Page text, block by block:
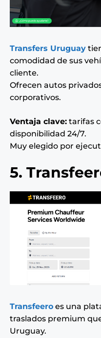
Transfers Uruguay
comodidad de sus
cliente.
Ofrecen autos
corporativos.
Ventaja clave: tarifas
disponibilidad 24/7.
Muy elegido por
5.
Transfeero es una
traslados premium
Uruguay.